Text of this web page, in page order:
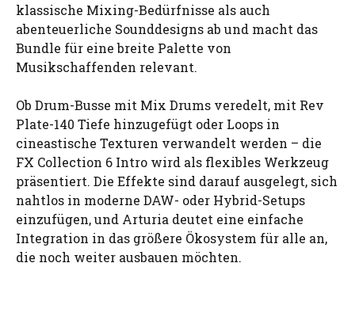
klassische Mixing-Bedürfnisse als auch
abenteuerliche Sounddesigns ab und macht das
Bundle für eine breite Palette von
Musikschaffenden relevant.
Ob Drum-Busse mit Mix Drums veredelt, mit Rev
Plate-140 Tiefe hinzugefügt oder Loops in
cineastische Texturen verwandelt werden – die
FX Collection 6 Intro wird als flexibles Werkzeug
präsentiert. Die Effekte sind darauf ausgelegt, sich
nahtlos in moderne DAW- oder Hybrid-Setups
einzufügen, und Arturia deutet eine einfache
Integration in das größere Ökosystem für alle an,
die noch weiter ausbauen möchten.